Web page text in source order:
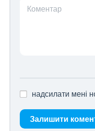
Коментар
надсилати мені
Залишити